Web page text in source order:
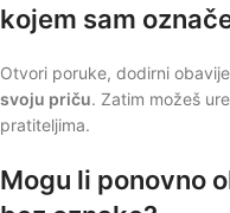
kojem sam
Otvori poruke, dodirni
svoju priču. Zatim možeš
pratiteljima.
Mogu li ponovno